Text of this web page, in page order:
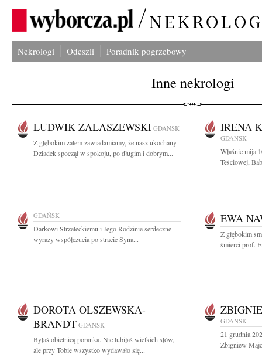
Nekrologi Odeszli Poradnik pogrzebowy
Inne nekrologi
LUDWIK ZALASZEWSKI GDAŃSK
Z głębokim żalem zawiadamiamy, że nasz ukochany
Dziadek spoczął w spokoju, po długim i dobrym...
IRENA
GDAŃSK
Właśnie mija
Teściowej,
GDAŃSK
Darkowi Strzeleckiemu i Jego Rodzinie serdeczne
wyrazy współczucia po stracie Syna...
EWA
Z głębokim
śmierci prof.
DOROTA OLSZEWSKA-
BRANDT GDAŃSK
Byłaś obietnicą poranka. Nie lubiłaś wielkich słów,
ale przy Tobie wszystko wydawało się...
GDAŃSK
21 grudnia
Zbigniew